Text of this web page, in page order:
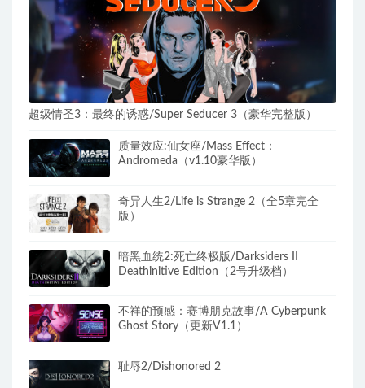
超级情圣3：最终的诱惑/Super Seducer 3（豪华完整版）
质量效应:仙女座/Mass Effect：
Andromeda（v1.10豪华版）
奇异人生2/Life is Strange 2（全5章完全
版）
暗黑血统2:死亡终极版/Darksiders II
Deathinitive Edition（2号升级档）
不祥的预感：赛博朋克故事/A Cyberpunk
Ghost Story（更新V1.1）
耻辱2/Dishonored 2